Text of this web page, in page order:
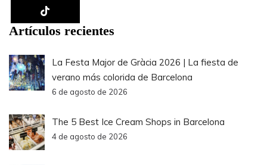
Artículos recientes
La Festa Major de Gràcia 2026 | La fiesta de
verano más colorida de Barcelona
6 de agosto de 2026
The 5 Best Ice Cream Shops in Barcelona
4 de agosto de 2026